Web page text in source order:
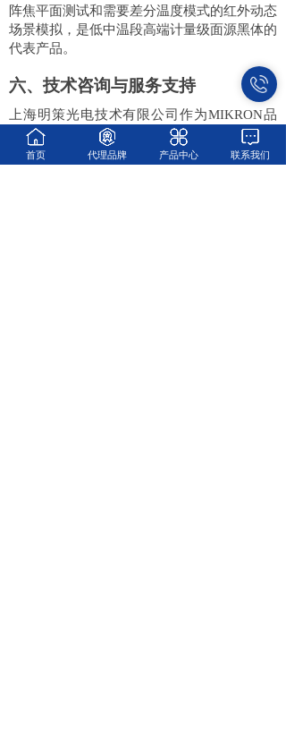
阵焦平面测试和需要差分温度模式的红外动态
场景模拟，是低中温段高端计量级面源黑体的
代表产品。
六、技术咨询与服务支持
上海明策光电技术有限公司作为MIKRON品
牌在中国的授权代理商，提供包括技术咨询、
产品选型、安装指导、调试校准、维修保养在
首页 代理品牌 产品中心 联系我们